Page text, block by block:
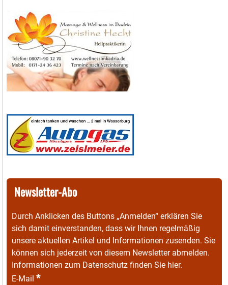
Newsletter-Abo
Durch Anklicken des Buttons „Anmelden“ erklären Sie
sich damit einverstanden, dass wir Ihnen regelmäßig
unsere aktuellen Artikel und Informationen zusenden. Sie
können sich jederzeit von diesem Newsletter abmelden.
Informationen zum Datenschutz finden Sie hier.
E-Mail *